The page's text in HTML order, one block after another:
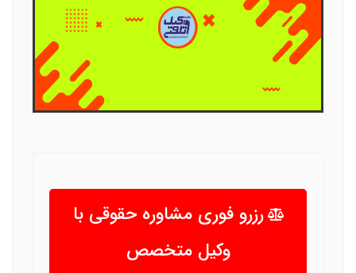
رزرو فوری مشاوره حقوقی با
وکیل متخصص